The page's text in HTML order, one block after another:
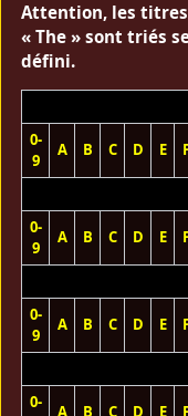
Attention, les
« The » sont triés
défini.
0-
9
A B C D E
0-
9
A B C D E
0-
9
A B C D E
0-
A B C D E